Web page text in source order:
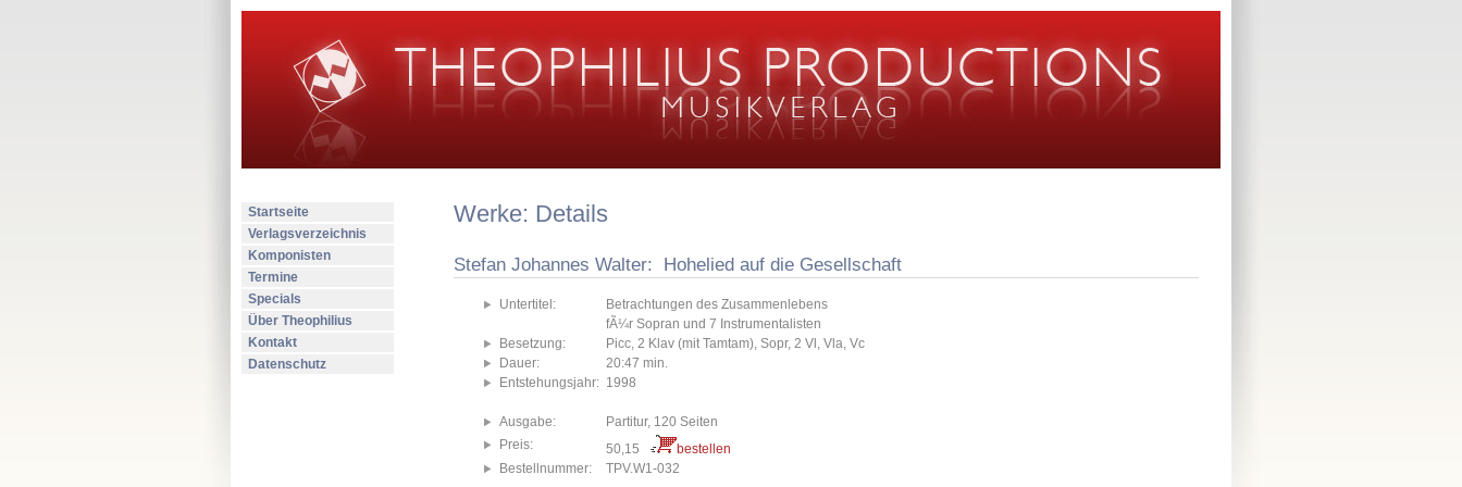
Startseite
Verlagsverzeichnis
Komponisten
Termine
Specials
Über Theophilius
Kontakt
Datenschutz
Werke: Details
Stefan Johannes Walter: Hohelied auf die Gesellschaft
Untertitel:
Betrachtungen des Zusammenlebens
fÃ¼r Sopran und 7 Instrumentalisten
Besetzung:
Picc, 2 Klav (mit Tamtam), Sopr, 2 Vl, Vla, Vc
Dauer:
20:47 min.
Entstehungsjahr: 1998
Ausgabe:
Partitur, 120 Seiten
Preis:
50,15
bestellen
Bestellnummer:
TPV.W1-032